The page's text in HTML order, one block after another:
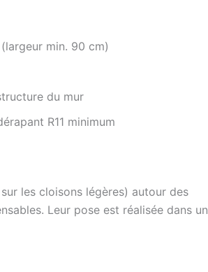
min. 90 cm)
du mur
R11 minimum
les cloisons légères) autour des
Leur pose est réalisée dans un